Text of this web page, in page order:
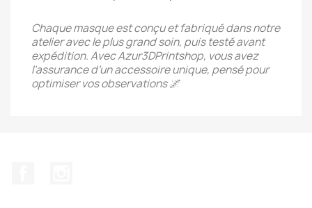
Chaque masque est conçu et fabriqué dans notre
atelier avec le plus grand soin, puis testé avant
expédition. Avec Azur3DPrintshop, vous avez
l’assurance d’un accessoire unique, pensé pour
optimiser vos observations 🌌